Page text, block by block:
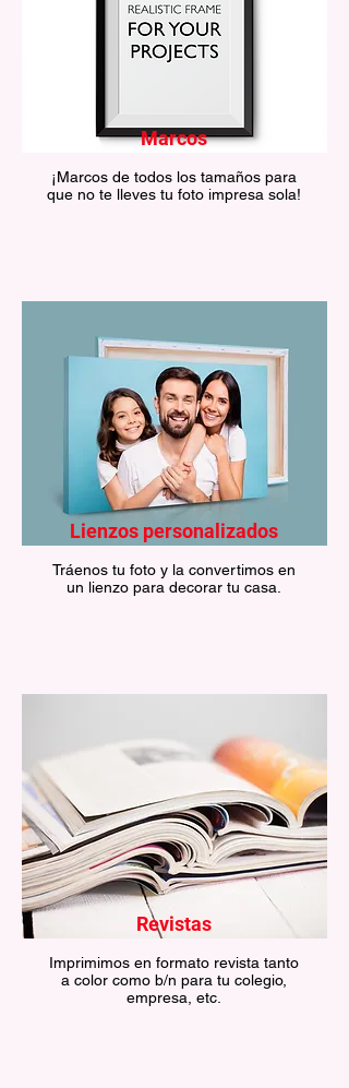
Marcos
¡Marcos de todos los tamaños para
que no te lleves tu foto impresa sola!
Lienzos personalizados
Tráenos tu foto y la convertimos en
un lienzo para decorar tu casa.
Revistas
Imprimimos en formato revista tanto
a color como b/n para tu colegio,
empresa, etc.